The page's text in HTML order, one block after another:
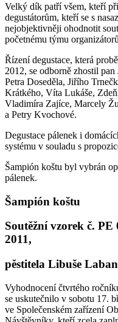
Velký dík patří všem, kteří
degustátorům, kteří se s
nejobjektivněji ohodnotit
početnému týmu
Řízení degustace, která
2012, se odborně zhostil
Petra Doseděla, Jiřího
Krátkého, Víta Lukáše,
Vladimíra Zajíce, Marcely
a Petry Kvochové.
Degustace pálenek i
systému v souladu s
Šampión koštu byl vybrán
pálenek.
Šampión koštu
Soutěžní vzorek č.
2011,
pěstitela Libuše
Vyhodnocení čtvrtého
se uskutečnilo v sobotu 17.
ve Společenském zařízení